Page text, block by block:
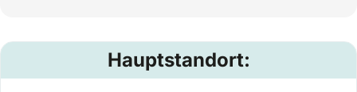
Hauptstandort: